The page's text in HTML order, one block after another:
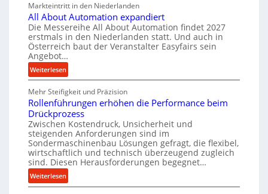
u
p
r
o
s
s
h
a
f
t
i
g
t
s
i
c
h
o
e
r
s
o
u
n
g
e
n
t
s
p
a
n
s
c
h
i
n
e
n
a
u
B
e
s
t
e
l
Markteintritt in den Niederlanden
All About Automation expandiert
Die Messereihe All About Automation findet 2027
erstmals in den Niederlanden statt. Und auch in
Österreich baut der Veranstalter Easyfairs sein
Angebot…
Weiterlesen:
A
l
l
A
b
o
u
t
A
u
Mehr Steifigkeit und Präzision
Rollenführungen erhöhen die Performance beim
Drückprozess
Zwischen Kostendruck, Unsicherheit und
steigenden Anforderungen sind im
Sondermaschinenbau Lösungen gefragt, die flexibel,
wirtschaftlich und technisch überzeugend zugleich
sind. Diesen Herausforderungen begegnet…
Weiterlesen:
R